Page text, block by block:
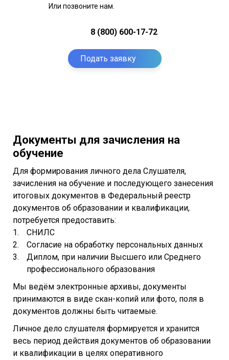
Или позвоните нам.
8 (800) 600-17-72
Подать заявку
Документы для зачисления на
обучение
Для формирования личного дела Слушателя,
зачисления на обучение и последующего занесения
итоговых документов в Федеральный реестр
документов об образовании и квалификации,
потребуется предоставить:
СНИЛС
Согласие на обработку персональных данных
Диплом, при наличии Высшего или Среднего
профессионального образования
Мы ведём электронные архивы, документы
принимаются в виде скан-копий или фото, поля в
документов должны быть читаемые.
Личное дело слушателя формируется и хранится
весь период действия документов об образовании
и квалификации в целях оперативного